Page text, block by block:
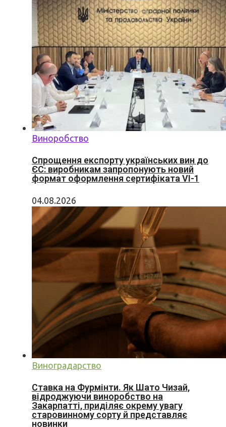
Виноробство
Спрощення експорту українських вин до
ЄС: виробникам запропонують новий
формат оформлення сертифіката VI-1
04.08.2026
Виноградарство
Ставка на Фурмінти. Як Шато Чизай,
відроджуючи виноробство на
Закарпатті, приділяє окрему увагу
старовинному сорту й представляє
новинки